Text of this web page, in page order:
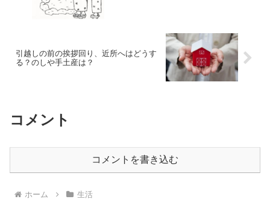
引越しの前の挨拶回り、近所へはどうす
る？のしや手土産は？
コメント
コメントを書き込む
ホーム 生活